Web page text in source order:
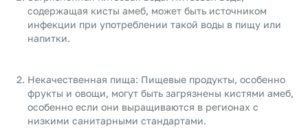
содержащая кисты амеб, может быть источником
инфекции при употреблении такой воды в пищу или
напитки.
Некачественная пища: Пищевые продукты, особенно
фрукты и овощи, могут быть загрязнены кистями амеб,
особенно если они выращиваются в регионах с
низкими санитарными стандартами.